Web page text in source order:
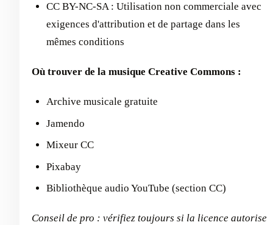
CC BY-NC-SA : Utilisation non commerciale avec
exigences d'attribution et de partage dans les
mêmes conditions
Où trouver de la musique Creative Commons :
Archive musicale gratuite
Jamendo
Mixeur CC
Pixabay
Bibliothèque audio YouTube (section CC)
Conseil de pro : vérifiez toujours si la licence autorise